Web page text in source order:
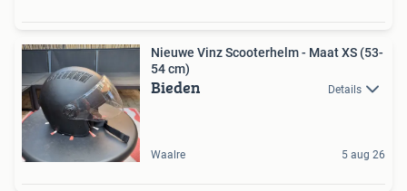
Nieuwe Vinz Scooterhelm - Maat XS (53-
54 cm)
Bieden Details
Waalre 5 aug 26